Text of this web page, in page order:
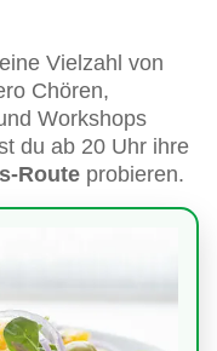
Vielzahl von
Chören,
Workshops
du ab 20 Uhr ihre
Route probieren.